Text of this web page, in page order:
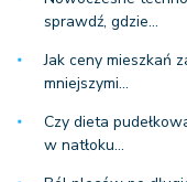
sprawdź, gdzie…
Jak ceny mieszkań
mniejszymi…
Czy dieta
w natłoku…